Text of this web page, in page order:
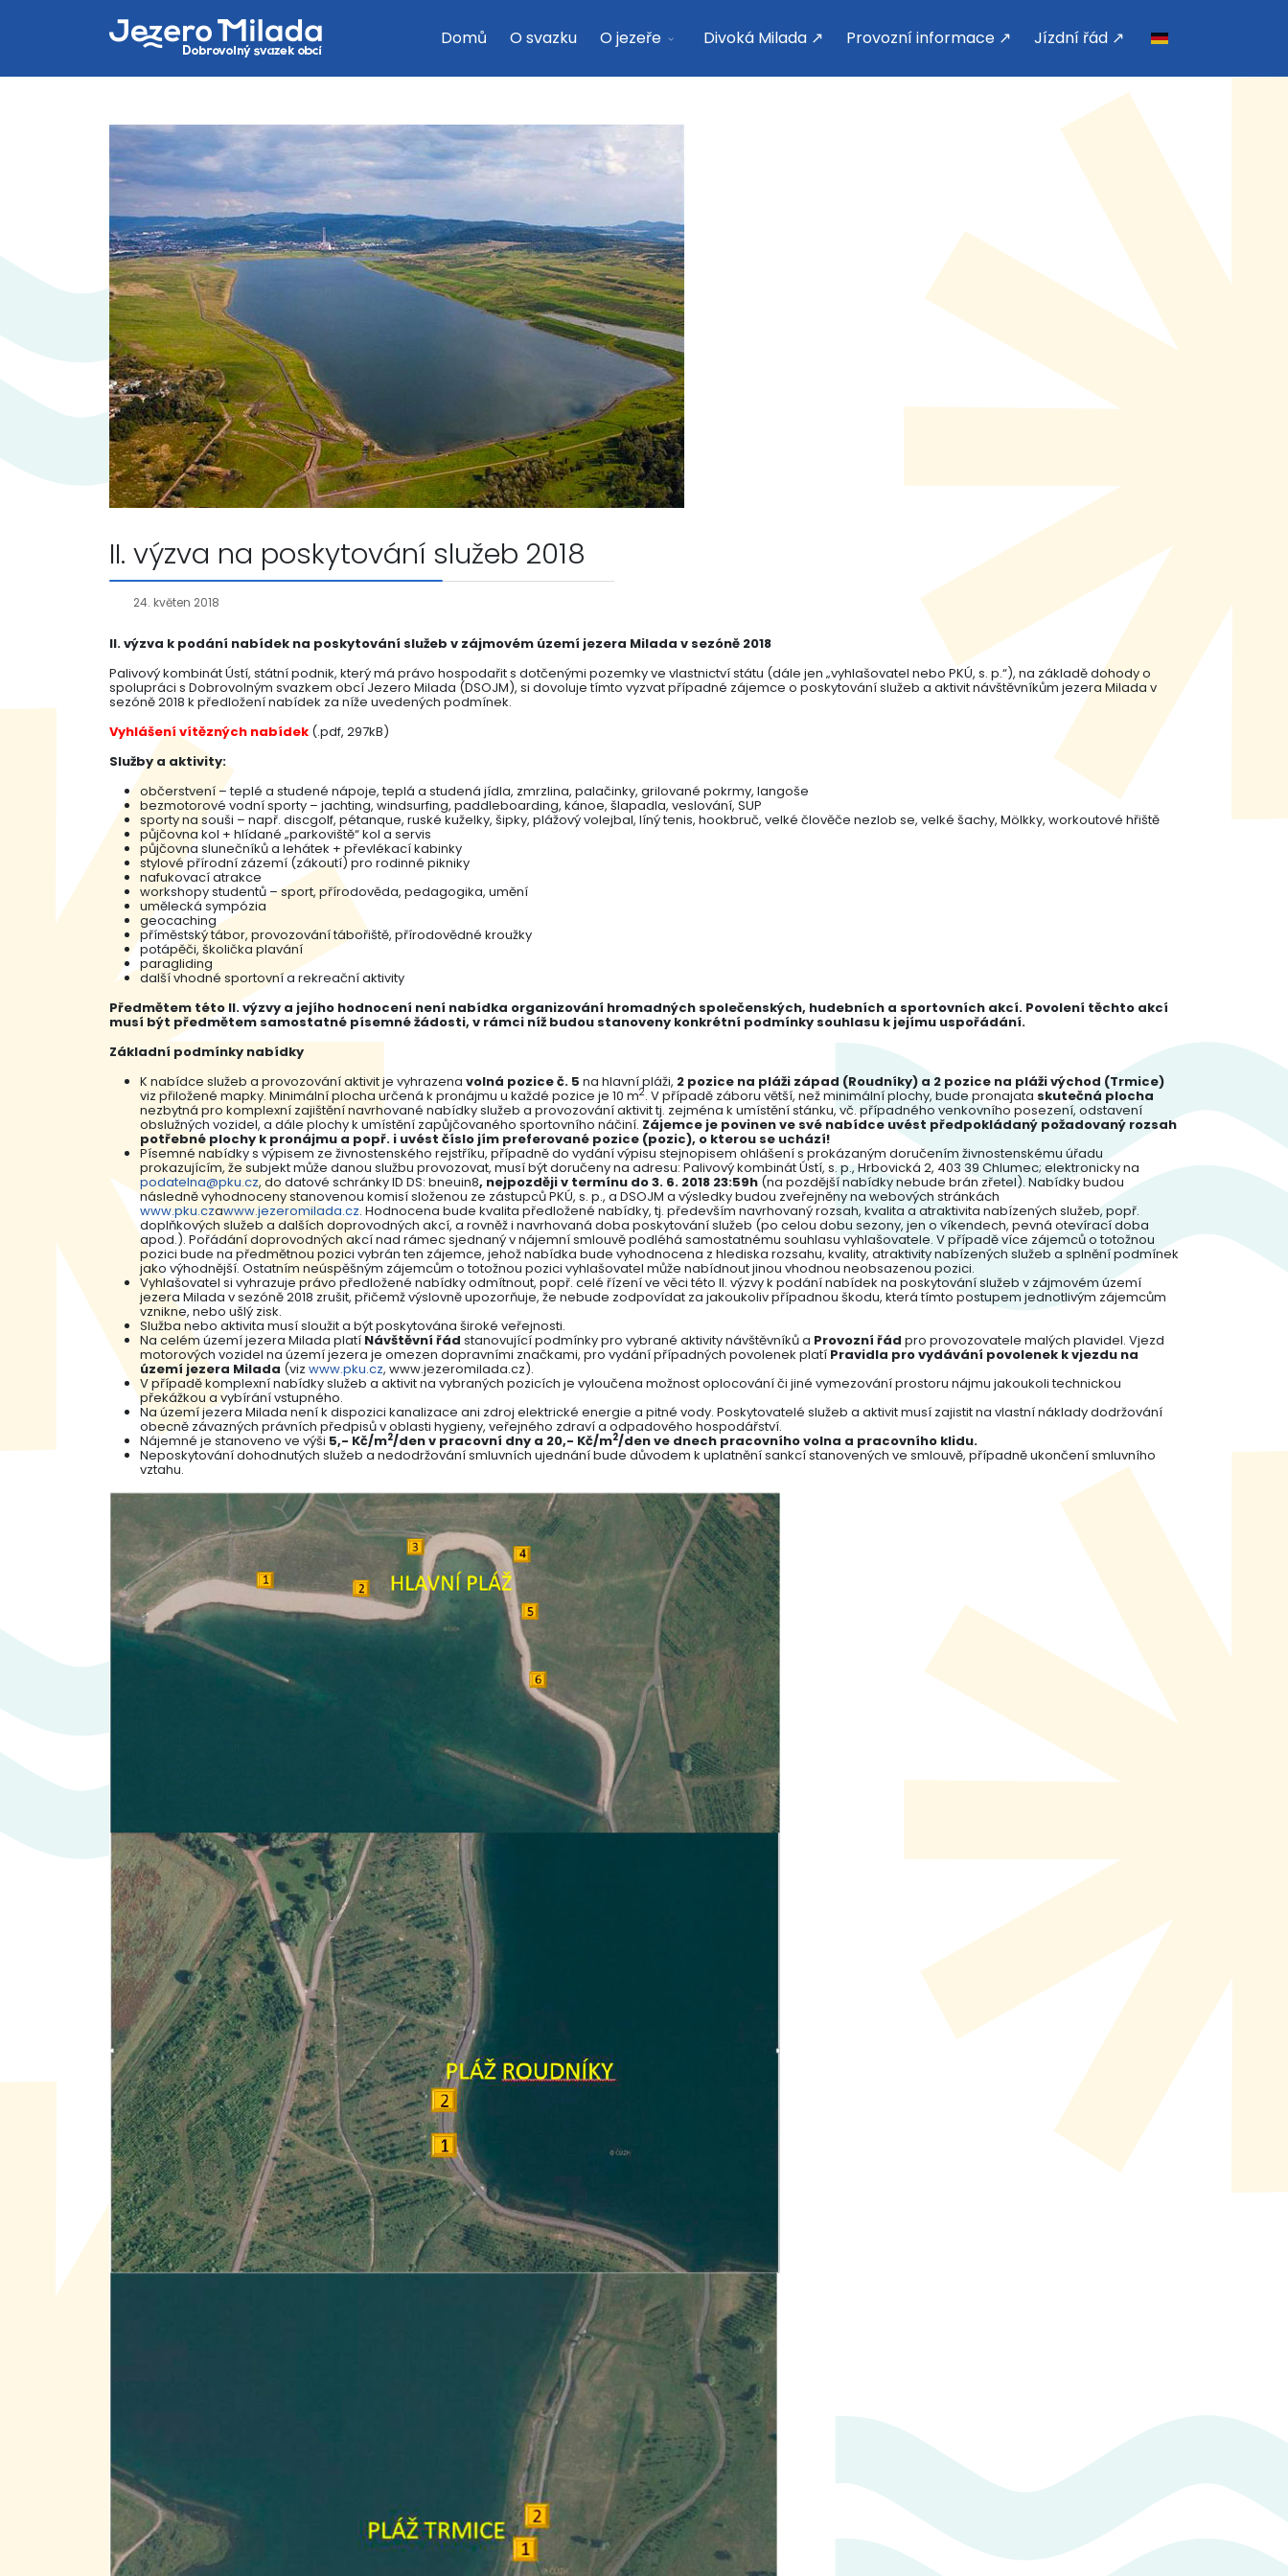
Domů O svazku O jezeře Divoká Milada ↗ Provozní informace ↗ Jízdní řád ↗
II. výzva na poskytování služeb 2018
24. květen 2018
II. výzva k podání nabídek na poskytování služeb v zájmovém území jezera Milada v sezóně 2018
Palivový kombinát Ústí, státní podnik, který má právo hospodařit s dotčenými pozemky ve vlastnictví státu (dále jen „vyhlašovatel nebo PKÚ, s. p.“), na základě dohody o
spolupráci s Dobrovolným svazkem obcí Jezero Milada (DSOJM), si dovoluje tímto vyzvat případné zájemce o poskytování služeb a aktivit návštěvníkům jezera Milada v
sezóně 2018 k předložení nabídek za níže uvedených podmínek.
Vyhlášení vítězných nabídek (.pdf, 297kB)
Služby a aktivity:
občerstvení – teplé a studené nápoje, teplá a studená jídla, zmrzlina, palačinky, grilované pokrmy, langoše
bezmotorové vodní sporty – jachting, windsurfing, paddleboarding, kánoe, šlapadla, veslování, SUP
sporty na souši – např. discgolf, pétanque, ruské kuželky, šipky, plážový volejbal, líný tenis, hookbruč, velké člověče nezlob se, velké šachy, Mölkky, workoutové hřiště
půjčovna kol + hlídané „parkoviště“ kol a servis
půjčovna slunečníků a lehátek + převlékací kabinky
stylové přírodní zázemí (zákoutí) pro rodinné pikniky
nafukovací atrakce
workshopy studentů – sport, přírodověda, pedagogika, umění
umělecká sympózia
geocaching
příměstský tábor, provozování tábořiště, přírodovědné kroužky
potápěči, školička plavání
paragliding
další vhodné sportovní a rekreační aktivity
Předmětem této II. výzvy a jejího hodnocení není nabídka organizování hromadných společenských, hudebních a sportovních akcí. Povolení těchto akcí
musí být předmětem samostatné písemné žádosti, v rámci níž budou stanoveny konkrétní podmínky souhlasu k jejímu uspořádání.
Základní podmínky nabídky
K nabídce služeb a provozování aktivit je vyhrazena volná pozice č. 5 na hlavní pláži, 2 pozice na pláži západ (Roudníky) a 2 pozice na pláži východ (Trmice)
viz přiložené mapky. Minimální plocha určená k pronájmu u každé pozice je 10 m2. V případě záboru větší, než minimální plochy, bude pronajata skutečná plocha
nezbytná pro komplexní zajištění navrhované nabídky služeb a provozování aktivit tj. zejména k umístění stánku, vč. případného venkovního posezení, odstavení
obslužných vozidel, a dále plochy k umístění zapůjčovaného sportovního náčiní. Zájemce je povinen ve své nabídce uvést předpokládaný požadovaný rozsah
potřebné plochy k pronájmu a popř. i uvést číslo jím preferované pozice (pozic), o kterou se uchází!
Písemné nabídky s výpisem ze živnostenského rejstříku, případně do vydání výpisu stejnopisem ohlášení s prokázaným doručením živnostenskému úřadu
prokazujícím, že subjekt může danou službu provozovat, musí být doručeny na adresu: Palivový kombinát Ústí, s. p., Hrbovická 2, 403 39 Chlumec; elektronicky na
podatelna@pku.cz, do datové schránky ID DS: bneuin8, nejpozději v termínu do3. 6. 2018 23:59h (na pozdější nabídky nebude brán zřetel). Nabídky budou
následně vyhodnoceny stanovenou komisí složenou ze zástupců PKÚ, s. p., a DSOJM a výsledky budou zveřejněny na webových stránkách
www.pku.czawww.jezeromilada.cz. Hodnocena bude kvalita předložené nabídky, tj. především navrhovaný rozsah, kvalita a atraktivita nabízených služeb, popř.
doplňkových služeb a dalších doprovodných akcí, a rovněž i navrhovaná doba poskytování služeb (po celou dobu sezony, jen o víkendech, pevná otevírací doba
apod.). Pořádání doprovodných akcí nad rámec sjednaný v nájemní smlouvě podléhá samostatnému souhlasu vyhlašovatele. V případě více zájemců o totožnou
pozici bude na předmětnou pozici vybrán ten zájemce, jehož nabídka bude vyhodnocena z hlediska rozsahu, kvality, atraktivity nabízených služeb a splnění podmínek
jako výhodnější. Ostatním neúspěšným zájemcům o totožnou pozici vyhlašovatel může nabídnout jinou vhodnou neobsazenou pozici.
Vyhlašovatel si vyhrazuje právo předložené nabídky odmítnout, popř. celé řízení ve věci této II. výzvy k podání nabídek na poskytování služeb v zájmovém území
jezera Milada v sezóně 2018 zrušit, přičemž výslovně upozorňuje, že nebude zodpovídat za jakoukoliv případnou škodu, která tímto postupem jednotlivým zájemcům
vznikne, nebo ušlý zisk.
Služba nebo aktivita musí sloužit a být poskytována široké veřejnosti.
Na celém území jezera Milada platí Návštěvní řád stanovující podmínky pro vybrané aktivity návštěvníků a Provozní řád pro provozovatele malých plavidel. Vjezd
motorových vozidel na území jezera je omezen dopravními značkami, pro vydání případných povolenek platí Pravidla pro vydávání povolenek k vjezdu na
území jezera Milada (viz www.pku.cz, www.jezeromilada.cz).
V případě komplexní nabídky služeb a aktivit na vybraných pozicích je vyloučena možnost oplocování či jiné vymezování prostoru nájmu jakoukoli technickou
překážkou a vybírání vstupného.
Na území jezera Milada není k dispozici kanalizace ani zdroj elektrické energie a pitné vody. Poskytovatelé služeb a aktivit musí zajistit na vlastní náklady dodržování
obecně závazných právních předpisů v oblasti hygieny, veřejného zdraví a odpadového hospodářství.
Nájemné je stanoveno ve výši 5,- Kč/m2/den v pracovní dny a 20,- Kč/m2/den ve dnech pracovního volna a pracovního klidu.
Neposkytování dohodnutých služeb a nedodržování smluvních ujednání bude důvodem k uplatnění sankcí stanovených ve smlouvě, případně ukončení smluvního
vztahu.